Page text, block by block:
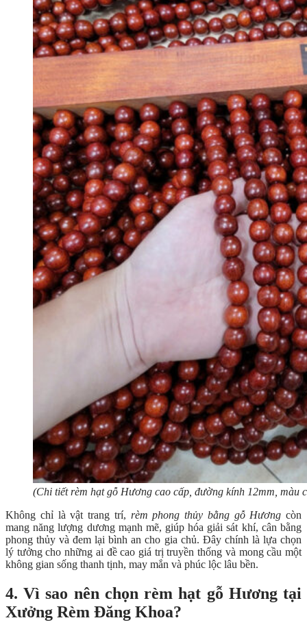
(Chi tiết rèm hạt gỗ Hương cao cấp, đường kính 12mm, màu
Không chỉ là vật trang trí, rèm phong thủy bằng gỗ Hương còn
mang năng lượng dương mạnh mẽ, giúp hóa giải sát khí, cân bằng
phong thủy và đem lại bình an cho gia chủ. Đây chính là lựa chọn
lý tưởng cho những ai đề cao giá trị truyền thống và mong cầu một
không gian sống thanh tịnh, may mắn và phúc lộc lâu bền.
4. Vì sao nên chọn rèm hạt gỗ Hương tại
Xưởng Rèm Đăng Khoa?